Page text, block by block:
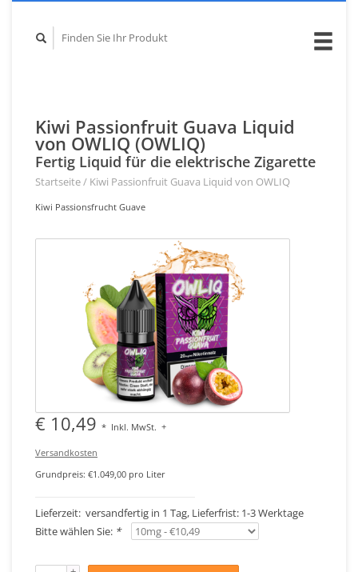
Kiwi Passionfruit Guava Liquid
von OWLIQ (OWLIQ)
Fertig Liquid für die elektrische Zigarette
Startseite/ Kiwi Passionfruit Guava Liquid von OWLIQ
Kiwi Passionsfrucht Guave
€ 10,49 * Inkl. MwSt. +
Versandkosten
Grundpreis: €1.049,00 pro Liter
Lieferzeit: versandfertig in 1 Tag, Lieferfrist: 1-3 Werktage
Bitte wählen Sie: *